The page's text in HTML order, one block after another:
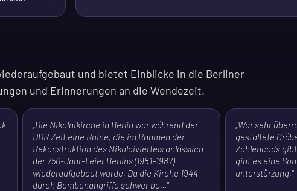
und bietet Einblicke in die Berliner
und Erinnerungen an die Wendezeit.
„Die Nikolaikirche in Berlin war während der
DDR Zeit eine Ruine, die im Rahmen der
Rekonstruktion des Nikolaiviertels anlässlich
der 750-Jahr-Feier Berlins (1981–1987)
wiederaufgebaut wurde. Da die Kirche 1944
durch Bombenangriffe schwer be…"
„War sehr
gestaltete
Zahlencods gibt
gibt es eine
unterstürzung."